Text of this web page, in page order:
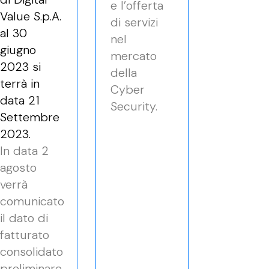
Value S.p.A.
al 30
giugno
2023 si
terrà in
data 21
Settembre
2023.
In data 2
agosto
verrà
comunicato
il dato di
fatturato
consolidato
e l’offerta
di servizi
nel
mercato
della
Cyber
Security.